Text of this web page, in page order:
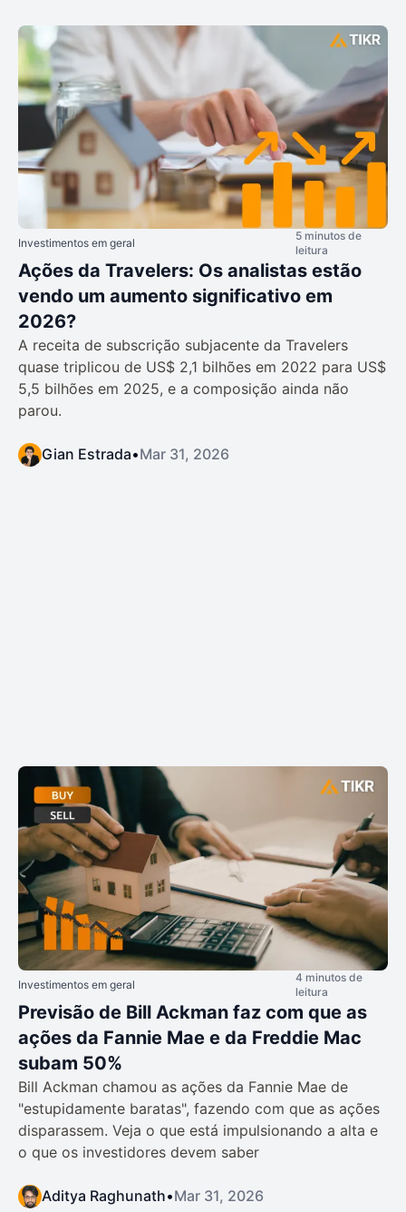
Investimentos em geral
5 minutos de
leitura
Ações da Travelers: Os analistas estão
vendo um aumento significativo em
2026?
A receita de subscrição subjacente da Travelers
quase triplicou de US$ 2,1 bilhões em 2022 para US$
5,5 bilhões em 2025, e a composição ainda não
parou.
Gian Estrada•Mar 31, 2026
Investimentos em geral
4 minutos de
leitura
Previsão de Bill Ackman faz com que as
ações da Fannie Mae e da Freddie Mac
subam 50%
Bill Ackman chamou as ações da Fannie Mae de
"estupidamente baratas", fazendo com que as ações
disparassem. Veja o que está impulsionando a alta e
o que os investidores devem saber
Aditya Raghunath•Mar 31, 2026